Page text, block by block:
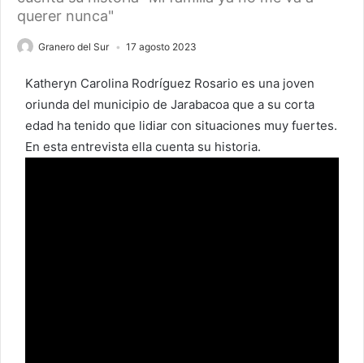
querer nunca"
Granero del Sur 17 agosto 2023
Katheryn Carolina Rodríguez Rosario es una joven
oriunda del municipio de Jarabacoa que a su corta
edad ha tenido que lidiar con situaciones muy fuertes.
En esta entrevista ella cuenta su historia.